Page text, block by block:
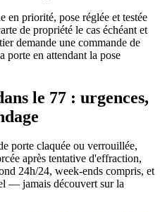
priorité, pose réglée et testée
de propriété le cas échéant et
demande une commande de
porte en attendant la pose
le 77 : urgences,
porte claquée ou verrouillée,
après tentative d'effraction,
24h/24, week-ends compris, et
— jamais découvert sur la